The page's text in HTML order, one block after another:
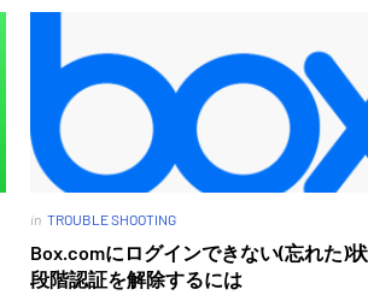
in TROUBLE SHOOTING
Box.comにログインできない(忘れた)
段階認証を解除するには